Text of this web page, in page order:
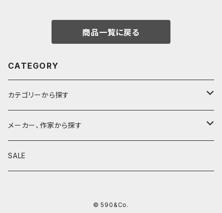
商品一覧に戻る
CATEGORY
カテゴリーから探す
鉛筆
鉛筆補助軸
メーカー、作家から探す
590&Co.
SALE
© 590&Co.